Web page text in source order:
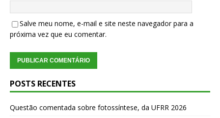
Salve meu nome, e-mail e site neste navegador para a
próxima vez que eu comentar.
POSTS RECENTES
Questão comentada sobre fotossíntese, da UFRR 2026